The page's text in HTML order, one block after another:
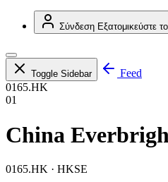
Σύνδεση Εξατομικεύστε
Toggle Sidebar
Feed
0165.HK
01
China
0165.HK · HKSE